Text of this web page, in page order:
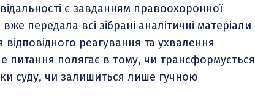
є завданням правоохоронної
передала всі зібрані аналітичні матеріали
реагування та ухвалення
питання полягає в тому, чи трансформується
суду, чи залишиться лише гучною